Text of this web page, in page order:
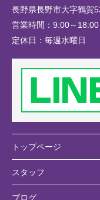
長野県長野市大字鶴賀
営業時間： 9:00～
定休日： 毎週水曜日
トップページ
スタッフ
ブログ